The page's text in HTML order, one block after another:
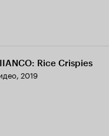
Rice Crispies
2019